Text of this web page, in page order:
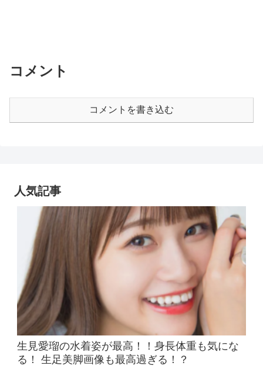
コメント
コメントを書き込む
人気記事
生見愛瑠の水着姿が最高！！身長体重も気にな
る！ 生足美脚画像も最高過ぎる！？